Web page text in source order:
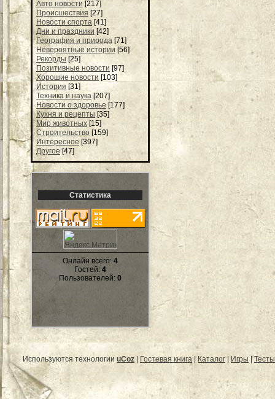
Авто новости [217]
Происшествия [27]
Новости спорта [41]
Дни и праздники [42]
География и природа [71]
Невероятные истории [56]
Рекорды [25]
Позитивные новости [97]
Хорошие новости [103]
История [31]
Техника и наука [207]
Новости о здоровье [177]
Кухня и рецепты [35]
Мир животных [15]
Строительство [159]
Интересное [397]
Другое [47]
Статистика
Онлайн всего: 4
Гостей: 4
Пользователей: 0
Используются технологии uCoz Гостевая книга| Каталог Игры |Тесты